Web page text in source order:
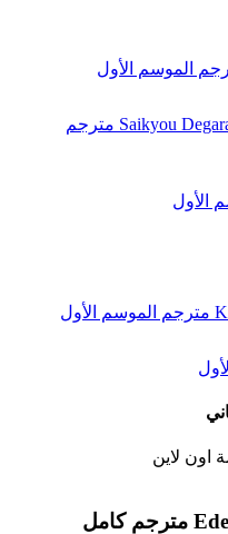
أنمي Saikyou Degarashi Ouji no Anyaku Teii Arasoi مترجم